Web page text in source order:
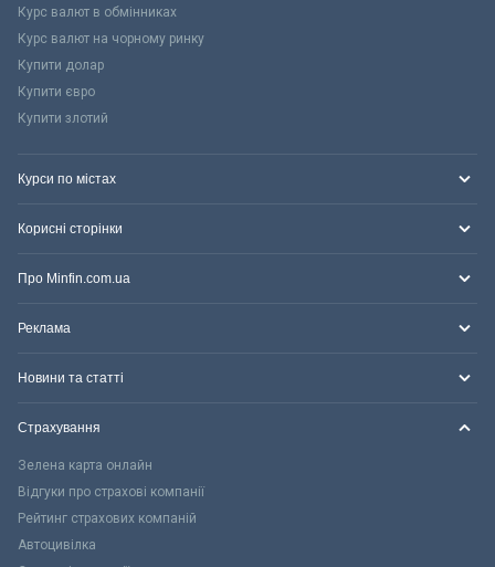
Курс валют в обмінниках
Курс валют на чорному ринку
Купити долар
Купити євро
Купити злотий
Курси по містах
Корисні сторінки
Про Minfin.com.ua
Реклама
Новини та статті
Страхування
Зелена карта онлайн
Відгуки про страхові компанії
Рейтинг страхових компаній
Автоцивілка